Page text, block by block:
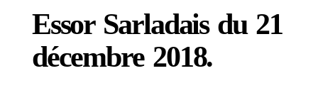
Essor Sarladais du 21
décembre 2018.